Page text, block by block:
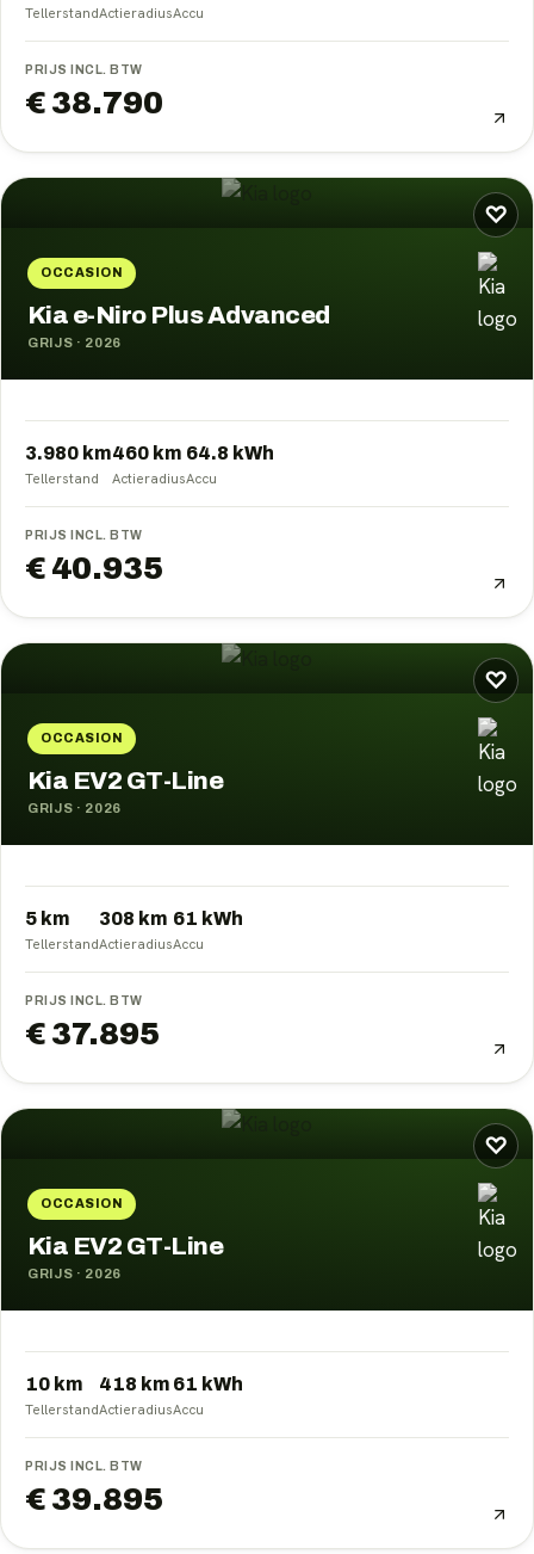
TellerstandActieradiusAccu
PRIJS INCL. BTW
€ 38.790
♡
OCCASION
Kia e-Niro Plus Advanced
GRIJS · 2026
3.980 km
Tellerstand
460 km
Actieradius
64.8 kWh
Accu
PRIJS INCL. BTW
€ 40.935
♡
OCCASION
Kia EV2 GT-Line
GRIJS · 2026
5 km
Tellerstand
308 km
Actieradius
61 kWh
Accu
PRIJS INCL. BTW
€ 37.895
♡
OCCASION
Kia EV2 GT-Line
GRIJS · 2026
10 km
Tellerstand
418 km
Actieradius
61 kWh
Accu
PRIJS INCL. BTW
€ 39.895